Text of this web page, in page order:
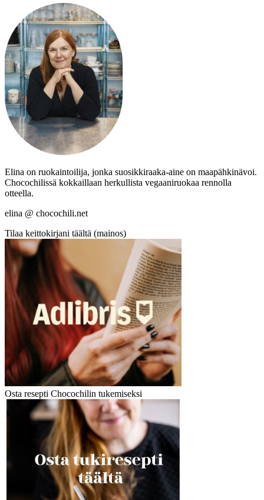
Elina on ruokaintoilija, jonka suosikkiraaka-aine on maapähkinävoi.
Chocochilissä kokkaillaan herkullista vegaaniruokaa rennolla
otteella.
elina @ chocochili.net
Tilaa keittokirjani täältä (mainos)
Osta resepti Chocochilin tukemiseksi